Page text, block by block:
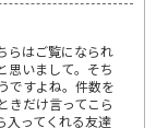
らはご覧になられ
思いまして。そち
ですよね。件数を
きだけ言ってこら
入ってくれる友達